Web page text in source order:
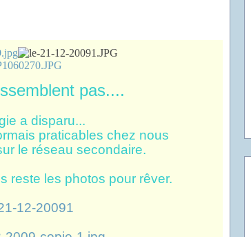
pas....
a disparu...
praticables chez nous
le réseau secondaire.
reste les photos pour rêver.